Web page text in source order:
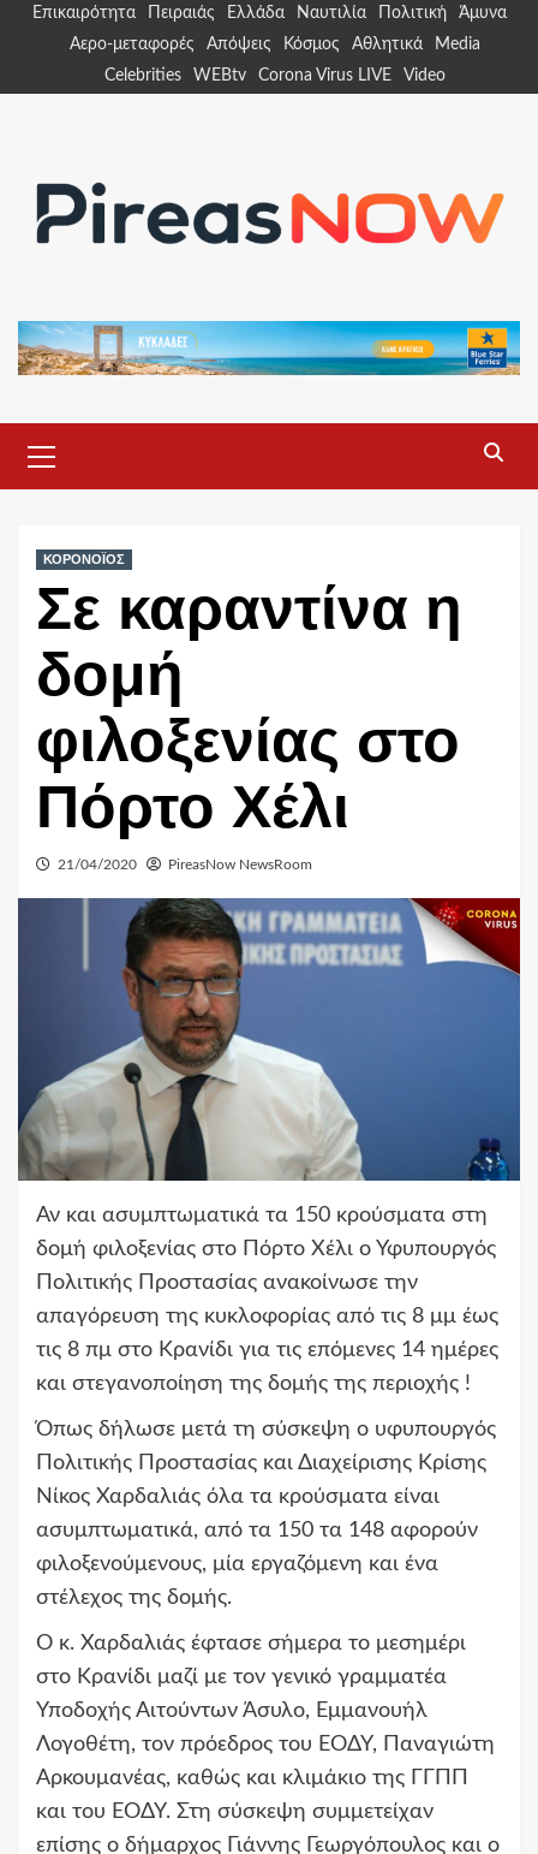
Επικαιρότητα Πειραιάς Ελλάδα Ναυτιλία Πολιτική
Άμυνα
Αερο-μεταφορές
Απόψεις Κόσμος Αθλητικά
Media
Celebrities
WEBtv Corona Virus LIVE Video
Menu
ΚΟΡΟΝΟΪΟΣ
Σε καραντίνα η
δομή
φιλοξενίας στο
Πόρτο Χέλι
21/04/2020 PireasNow NewsRoom
Αν και ασυμπτωματικά τα 150 κρούσματα στη
δομή φιλοξενίας στο Πόρτο Χέλι ο Υφυπουργός
Πολιτικής Προστασίας ανακοίνωσε την
απαγόρευση της κυκλοφορίας από τις 8 μμ έως
τις 8 πμ στο Κρανίδι για τις επόμενες 14 ημέρες
και στεγανοποίηση της δομής της περιοχής !
Όπως δήλωσε μετά τη σύσκεψη ο υφυπουργός
Πολιτικής Προστασίας και Διαχείρισης Κρίσης
Νίκος Χαρδαλιάς όλα τα κρούσματα είναι
ασυμπτωματικά, από τα 150 τα 148 αφορούν
φιλοξενούμενους, μία εργαζόμενη και ένα
στέλεχος της δομής.
Ο κ. Χαρδαλιάς έφτασε σήμερα το μεσημέρι
στο Κρανίδι μαζί με τον γενικό γραμματέα
Υποδοχής Αιτούντων Άσυλο, Εμμανουήλ
Λογοθέτη, τον πρόεδρος του ΕΟΔΥ, Παναγιώτη
Αρκουμανέας, καθώς και κλιμάκιο της ΓΓΠΠ
και του ΕΟΔΥ. Στη σύσκεψη συμμετείχαν
επίσης ο δήμαρχος Γιάννης Γεωργόπουλος και ο